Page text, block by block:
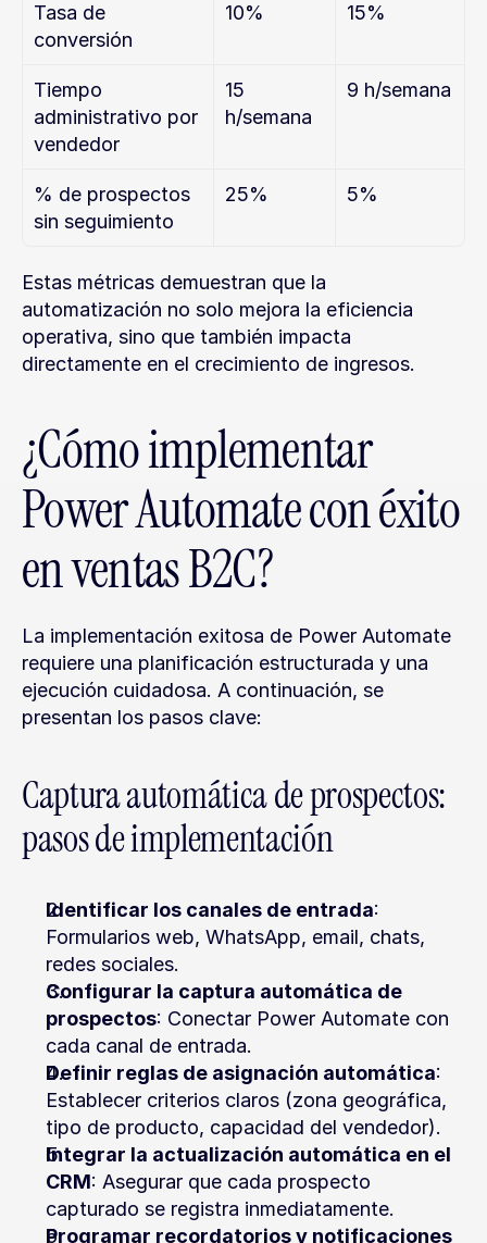
Tasa de
conversión
10% 15%
Tiempo
administrativo por
vendedor
15
h/semana
9 h/semana
% de prospectos
sin seguimiento
25% 5%
Estas métricas demuestran que la
automatización no solo mejora la eficiencia
operativa, sino que también impacta
directamente en el crecimiento de ingresos.
¿Cómo implementar
Power Automate con éxito
en ventas B2C?
La implementación exitosa de Power Automate
requiere una planificación estructurada y una
ejecución cuidadosa. A continuación, se
presentan los pasos clave:
Captura automática de prospectos:
pasos de implementación
Identificar los canales de entrada:
Formularios web, WhatsApp, email, chats,
redes sociales.
Configurar la captura automática de
prospectos: Conectar Power Automate con
cada canal de entrada.
Definir reglas de asignación automática:
Establecer criterios claros (zona geográfica,
tipo de producto, capacidad del vendedor).
Integrar la actualización automática en el
CRM: Asegurar que cada prospecto
capturado se registra inmediatamente.
Programar recordatorios y notificaciones